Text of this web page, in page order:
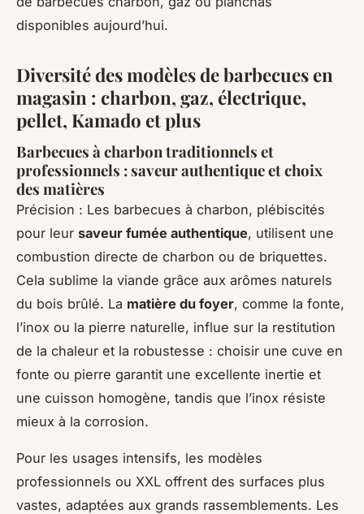
disponibles aujourd’hui.
Diversité des modèles de barbecues en
magasin : charbon, gaz, électrique,
pellet, Kamado et plus
Barbecues à charbon traditionnels et
professionnels : saveur authentique et choix
des matières
Précision : Les barbecues à charbon, plébiscités
pour leur saveur fumée authentique, utilisent une
combustion directe de charbon ou de briquettes.
Cela sublime la viande grâce aux arômes naturels
du bois brûlé. La matière du foyer, comme la fonte,
l’inox ou la pierre naturelle, influe sur la restitution
de la chaleur et la robustesse : choisir une cuve en
fonte ou pierre garantit une excellente inertie et
une cuisson homogène, tandis que l’inox résiste
mieux à la corrosion.
Pour les usages intensifs, les modèles
professionnels ou XXL offrent des surfaces plus
vastes, adaptées aux grands rassemblements. Les